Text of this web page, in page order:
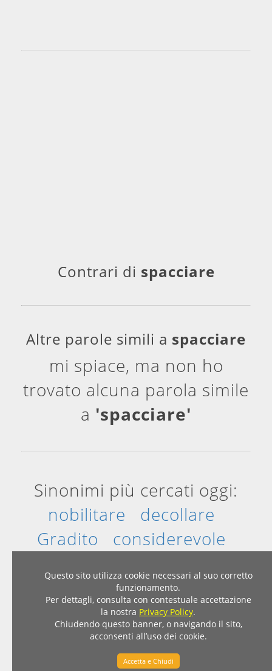
Contrari di spacciare
Altre parole simili a spacciare
mi spiace, ma non ho
trovato alcuna parola simile
a 'spacciare'
Sinonimi più cercati oggi:
nobilitare
decollare
Gradito
considerevole
Home|Privacy & Cookies
© 2007 - 2026 - Dizionario Sinonimi Contrari
Questo sito utilizza cookie necessari al suo corretto
funzionamento.
Per dettagli, consulta con contestuale accettazione
la nostra Privacy Policy.
Chiudendo questo banner, o navigando il sito,
acconsenti all’uso dei cookie.
Accetta e Chiudi